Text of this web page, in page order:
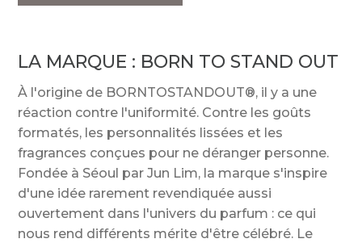
LA MARQUE : BORN TO STAND OUT
À l'origine de BORNTOSTANDOUT®, il y a une
réaction contre l'uniformité. Contre les goûts
formatés, les personnalités lissées et les
fragrances conçues pour ne déranger personne.
Fondée à Séoul par Jun Lim, la marque s'inspire
d'une idée rarement revendiquée aussi
ouvertement dans l'univers du parfum : ce qui
nous rend différents mérite d'être célébré. Le